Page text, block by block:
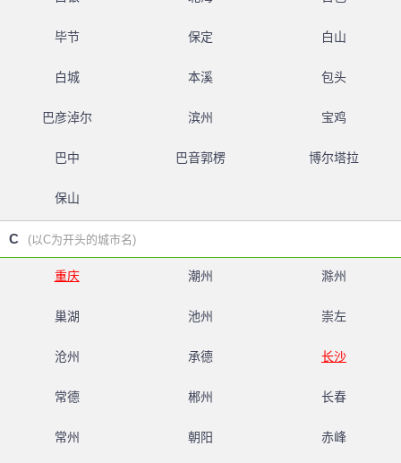
毕节 保定 白山
白城 本溪 包头
巴彦淖尔 滨州 宝鸡
巴中 巴音郭楞 博尔塔拉
保山
C (以C为开头的城市名)
重庆 潮州 滁州
巢湖 池州 崇左
沧州 承德 长沙
常德 郴州 长春
常州 朝阳 赤峰